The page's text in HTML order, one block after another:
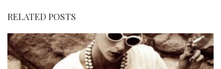
RELATED POSTS